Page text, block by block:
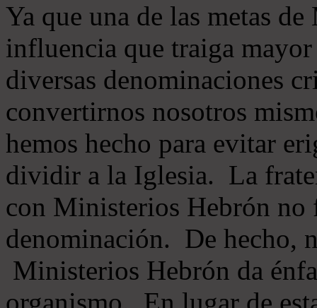
Ya que una de las metas
influencia que traiga
diversas denominaciones
convertirnos nosotros
hemos hecho para evitar
dividir a la Iglesia. La
con Ministerios Hebrón no
denominación. De hecho,
Ministerios Hebrón da